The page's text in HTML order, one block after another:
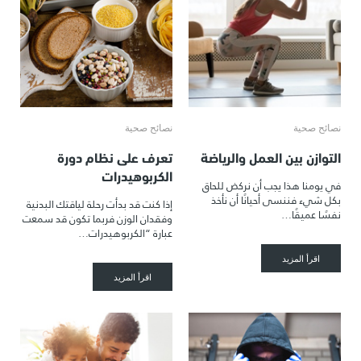
نصائح صحية
التوازن بين العمل والرياضة
في يومنا هذا يجب أن نركض للحاق
بكل شيء فننسى أحيانًا أن نأخذ
نفسًا عميقًا…
اقرأ المزيد
نصائح صحية
تعرف على نظام دورة
الكربوهيدرات
إذا كنت قد بدأت رحلة لياقتك البدنية
وفقدان الوزن فربما تكون قد سمعت
عبارة “الكربوهيدرات…
اقرأ المزيد